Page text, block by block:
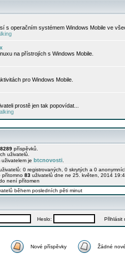
s operačním systémem Windows Mobile ve
na přístrojích s Windows Mobile.
pro Windows Mobile.
prostě jen tak popovídat...
příspěvků.
uživatelů.
je btcnovosti
0 registrovaných, 0 skrytých a 0
přítomno 83 uživatelů dne ne 25. květen, 2014
není přítomen
během posledních pěti minut
Heslo: Přihlásit
Nové příspěvky Žádné